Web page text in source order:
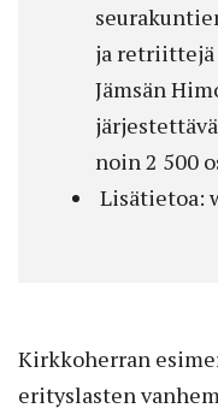
ja retriittejä
Jämsän
noin 2 500
Lisätietoa:
Kirkkoherran
erityslasten